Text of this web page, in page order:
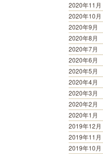
2020年11月
2020年10月
2020年9月
2020年8月
2020年7月
2020年6月
2020年5月
2020年4月
2020年3月
2020年2月
2020年1月
2019年12月
2019年11月
2019年10月